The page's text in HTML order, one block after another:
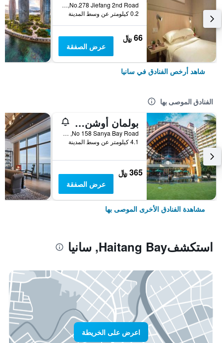
No.278 Jiefang 2nd Road, سانيا, الصين
0.2 كيلومتر عن وسط المدينة
66 ﷼
عرض الصفقة
شاهد أرخص الفنادق في سانيا
الفنادق الموصى بها
بولمان أوشن فيو سانيا باي ريزورت آند سبا
No 158 Sanya Bay Road, سانيا, الصين
4.1 كيلومتر عن وسط المدينة
365 ﷼
عرض الصفقة
مشاهدة الفنادق الأخرى الموصى بها
استكشفHaitang Bay, سانيا
اعرض على الخريطة